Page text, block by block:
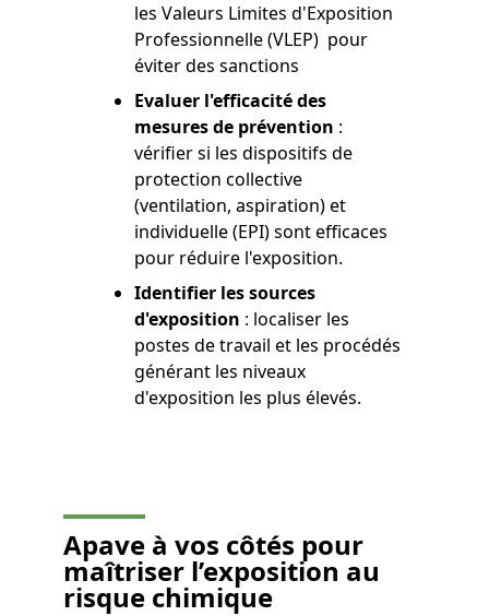
les Valeurs Limites d'Exposition
Professionnelle (VLEP) pour
éviter des sanctions
Evaluer l'efficacité des
mesures de prévention :
vérifier si les dispositifs de
protection collective
(ventilation, aspiration) et
individuelle (EPI) sont efficaces
pour réduire l'exposition.
Identifier les sources
d'exposition : localiser les
postes de travail et les procédés
générant les niveaux
d'exposition les plus élevés.
Apave à vos côtés pour
maîtriser l’exposition au
risque chimique